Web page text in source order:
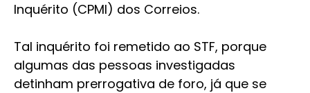
Inquérito (CPMI) dos Correios.
Tal inquérito foi remetido ao STF, porque
algumas das pessoas investigadas
detinham prerrogativa de foro, já que se